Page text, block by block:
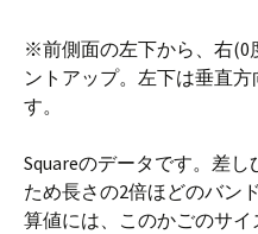
※前側面の左下から、右(0
ントアップ。左下は垂直
す。
Squareのデータです。差
ため長さの2倍ほどのバン
算値には、このかごのサ